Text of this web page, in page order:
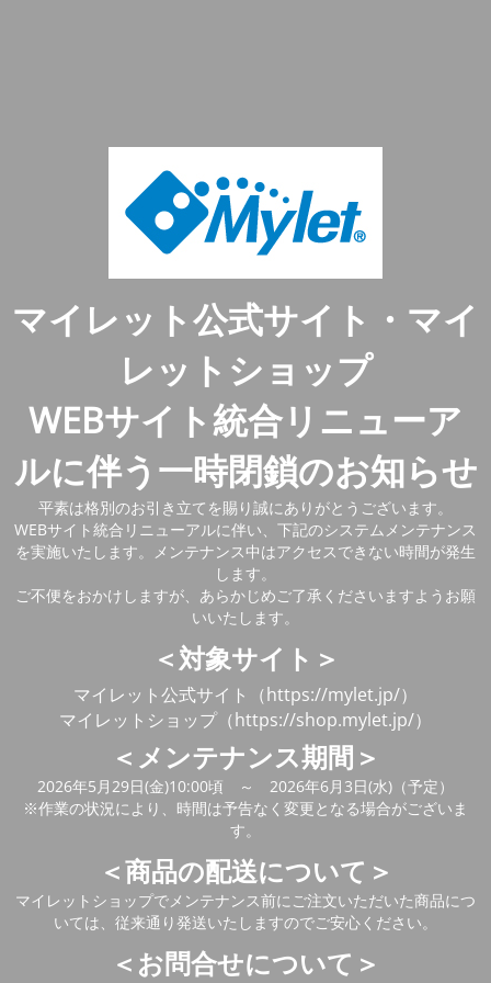
マイレット公式サイト・マイ
レットショップ
WEBサイト統合リニューア
ルに伴う一時閉鎖のお知らせ
平素は格別のお引き立てを賜り誠にありがとうございます。
WEBサイト統合リニューアルに伴い、下記のシステムメンテナンス
を実施いたします。メンテナンス中はアクセスできない時間が発生
します。
ご不便をおかけしますが、あらかじめご了承くださいますようお願
いいたします。
＜対象サイト＞
マイレット公式サイト（https://mylet.jp/）
マイレットショップ（https://shop.mylet.jp/）
＜メンテナンス期間＞
2026年5月29日(金)10:00頃 ～ 2026年6月3日(水)（予定）
※作業の状況により、時間は予告なく変更となる場合がございま
す。
＜商品の配送について＞
マイレットショップでメンテナンス前にご注文いただいた商品につ
いては、従来通り発送いたしますのでご安心ください。
＜お問合せについて＞